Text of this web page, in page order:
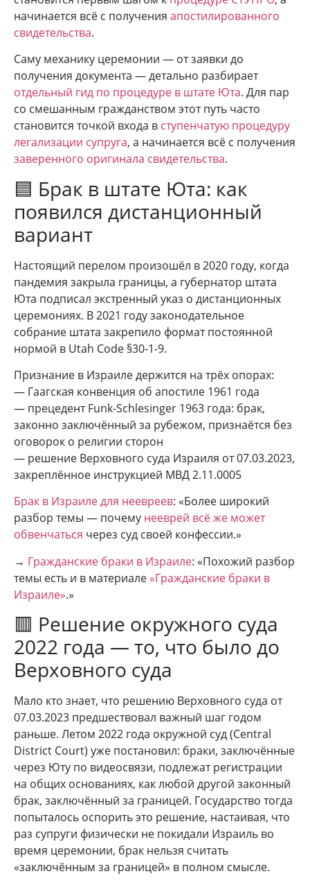
начинается всё с получения апостилированного
свидетельства.
Саму механику церемонии — от заявки до
получения документа — детально разбирает
отдельный гид по процедуре в штате Юта. Для пар
со смешанным гражданством этот путь часто
становится точкой входа в ступенчатую процедуру
легализации супруга, а начинается всё с получения
заверенного оригинала свидетельства.
🟦 Брак в штате Юта: как
появился дистанционный
вариант
Настоящий перелом произошёл в 2020 году, когда
пандемия закрыла границы, а губернатор штата
Юта подписал экстренный указ о дистанционных
церемониях. В 2021 году законодательное
собрание штата закрепило формат постоянной
нормой в Utah Code §30-1-9.
Признание в Израиле держится на трёх опорах:
— Гаагская конвенция об апостиле 1961 года
— прецедент Funk-Schlesinger 1963 года: брак,
законно заключённый за рубежом, признаётся без
оговорок о религии сторон
— решение Верховного суда Израиля от 07.03.2023,
закреплённое инструкцией МВД 2.11.0005
Брак в Израиле для неевреев: «Более широкий
разбор темы — почему нееврей всё же может
обвенчаться через суд своей конфессии.»
→ Гражданские браки в Израиле: «Похожий разбор
темы есть и в материале «Гражданские браки в
Израиле».»
🟥 Решение окружного суда
2022 года — то, что было до
Верховного суда
Мало кто знает, что решению Верховного суда от
07.03.2023 предшествовал важный шаг годом
раньше. Летом 2022 года окружной суд (Central
District Court) уже постановил: браки, заключённые
через Юту по видеосвязи, подлежат регистрации
на общих основаниях, как любой другой законный
брак, заключённый за границей. Государство тогда
попыталось оспорить это решение, настаивая, что
раз супруги физически не покидали Израиль во
время церемонии, брак нельзя считать
«заключённым за границей» в полном смысле.